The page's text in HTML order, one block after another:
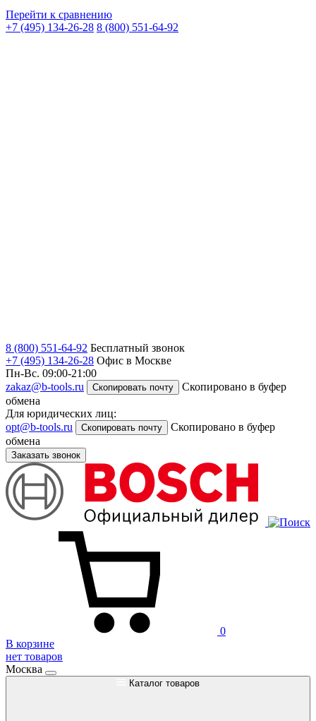
Перейти к сравнению
+7 (495) 134-26-28 8 (800) 551-64-92
8 (800) 551-64-92 Бесплатный звонок
+7 (495) 134-26-28 Офис в Москве
Пн-Вс. 09:00-21:00
zakaz@b-tools.ru
Скопировать почту
Скопировано в буфер
обмена
Для юридических лиц:
opt@b-tools.ru
Скопировать почту
Скопировано в буфер
обмена
Заказать звонок
0
В корзине
нет товаров
Москва
Каталог товаров